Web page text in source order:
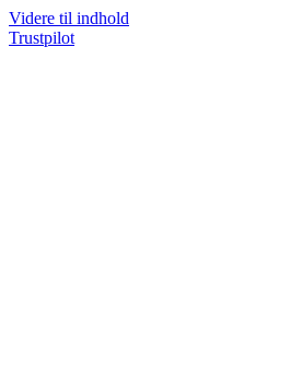
Videre til indhold
Trustpilot